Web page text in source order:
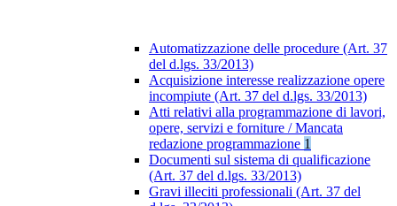
Automatizzazione delle procedure (Art. 37
del d.lgs. 33/2013)
Acquisizione interesse realizzazione opere
incompiute (Art. 37 del d.lgs. 33/2013)
Atti relativi alla programmazione di lavori,
opere, servizi e forniture / Mancata
redazione programmazione 1
Documenti sul sistema di qualificazione
(Art. 37 del d.lgs. 33/2013)
Gravi illeciti professionali (Art. 37 del